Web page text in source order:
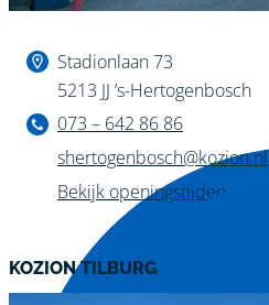
Stadionlaan 73
5213 JJ ’s-Hertogenbosch
073 – 642 86 86
shertogenbosch@kozion.nl
Bekijk openingstijden
KOZION TILBURG